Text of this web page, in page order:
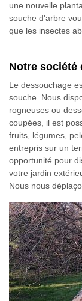
une nouvelle
souche d'arbre
que les insectes
Notre société
Le dessouchage
souche. Nous
rogneuses ou
coupées, il est
fruits, légumes,
entrepris sur un
opportunité pour
votre jardin
Nous nous